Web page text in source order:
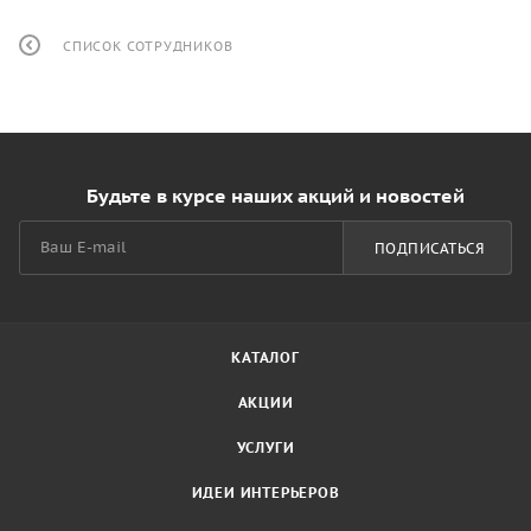
СПИСОК СОТРУДНИКОВ
Будьте в курсе наших акций и новостей
ПОДПИСАТЬСЯ
КАТАЛОГ
АКЦИИ
УСЛУГИ
ИДЕИ ИНТЕРЬЕРОВ